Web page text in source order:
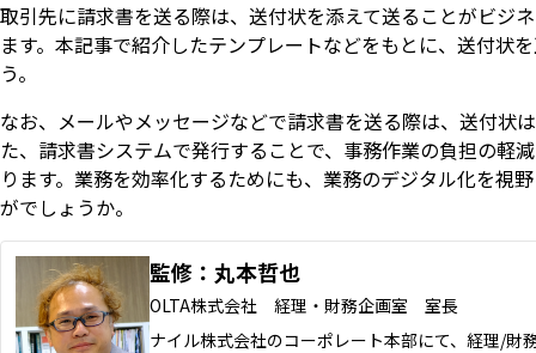
取引先に請求書を送る際は、送付状を添えて送ることがビジ
ます。本記事で紹介したテンプレートなどをもとに、送付状
う。
なお、メールやメッセージなどで請求書を送る際は、送付状
た、請求書システムで発行することで、事務作業の負担の軽
ります。業務を効率化するためにも、業務のデジタル化を視
がでしょうか。
監修：丸本哲也
OLTA株式会社 経理・財務企画室 室長
ナイル株式会社のコーポレート本部にて、経理/財